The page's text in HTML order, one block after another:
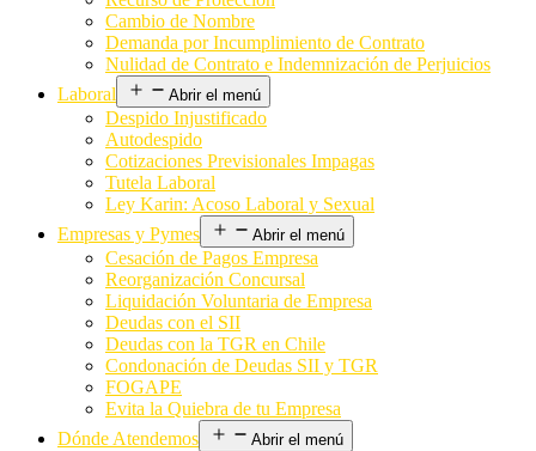
Cambio de Nombre
Demanda por Incumplimiento de Contrato
Nulidad de Contrato e Indemnización de Perjuicios
Laboral
Abrir el menú
Despido Injustificado
Autodespido
Cotizaciones Previsionales Impagas
Tutela Laboral
Ley Karin: Acoso Laboral y Sexual
Empresas y Pymes
Abrir el menú
Cesación de Pagos Empresa
Reorganización Concursal
Liquidación Voluntaria de Empresa
Deudas con el SII
Deudas con la TGR en Chile
Condonación de Deudas SII y TGR
FOGAPE
Evita la Quiebra de tu Empresa
Dónde Atendemos
Abrir el menú